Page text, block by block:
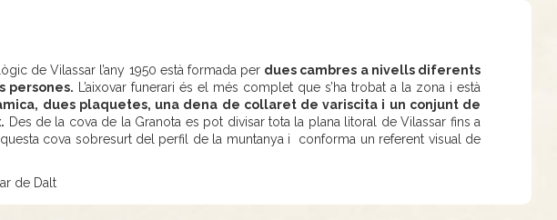
de Vilassar l’any 1950 està formada per dues cambres a nivells diferents
persones. L’aixovar funerari és el més complet que s’ha trobat a la zona i està
dues plaquetes, una dena de collaret de variscita i un conjunt de
Des de la cova de la Granota es pot divisar tota la plana litoral de Vilassar fins a
cova sobresurt del perfil de la muntanya i conforma un referent visual de
de Dalt